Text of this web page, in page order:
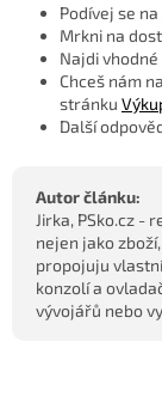
Podívej se na
Mrkni na
Najdi vhodné
Chceš nám
stránku
Další
Autor článku:
Jirka, PSko.cz -
nejen jako
propojuju
konzolí a
vývojářů nebo